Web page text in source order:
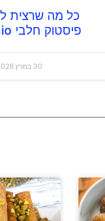
כל מה שרצית
פיסטוק חלבי Pistachio
30 במרץ 2026